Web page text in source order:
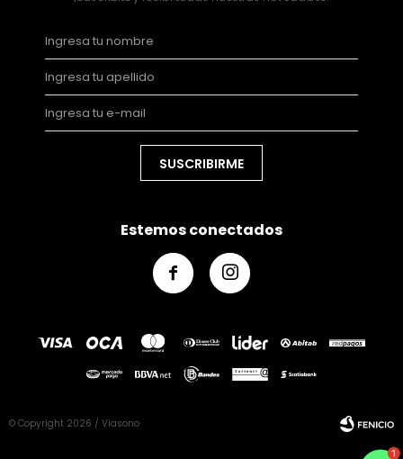
SUSCRIBIRME
Estemos conectados
 
© Copyright 2026 / Viasono